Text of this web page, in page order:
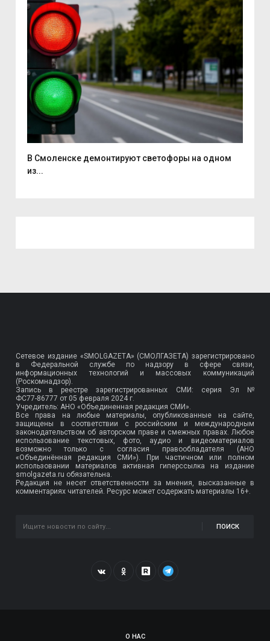
В Смоленске демонтируют светофоры на одном
из...
Сетевое издание «SMOLGAZETA» (СМОЛГАЗЕТА) зарегистрировано
в Федеральной службе по надзору в сфере связи,
информационных технологий и массовых коммуникаций
(Роскомнадзор).
Запись в реестре зарегистрированных СМИ: серия Эл №
ФС77-86777 от 05 февраля 2024 г.
Учредитель: АНО «Объединенная редакция СМИ».
Все права на любые материалы, опубликованные на сайте,
защищены в соответствии с российским и международным
законодательством об авторском праве и смежных правах. Любое
использование текстовых, фото, аудио и видеоматериалов
возможно только с согласия правообладателя (АНО
«Объединённая редакция СМИ»). При частичном или полном
использовании материалов активная гиперссылка на издание
smolgazeta.ru обязательна.
Редакция не несет ответственности за мнения, высказанные в
комментариях читателей. Ресурс может содержать материалы 16+.
ПОИСК
О НАС